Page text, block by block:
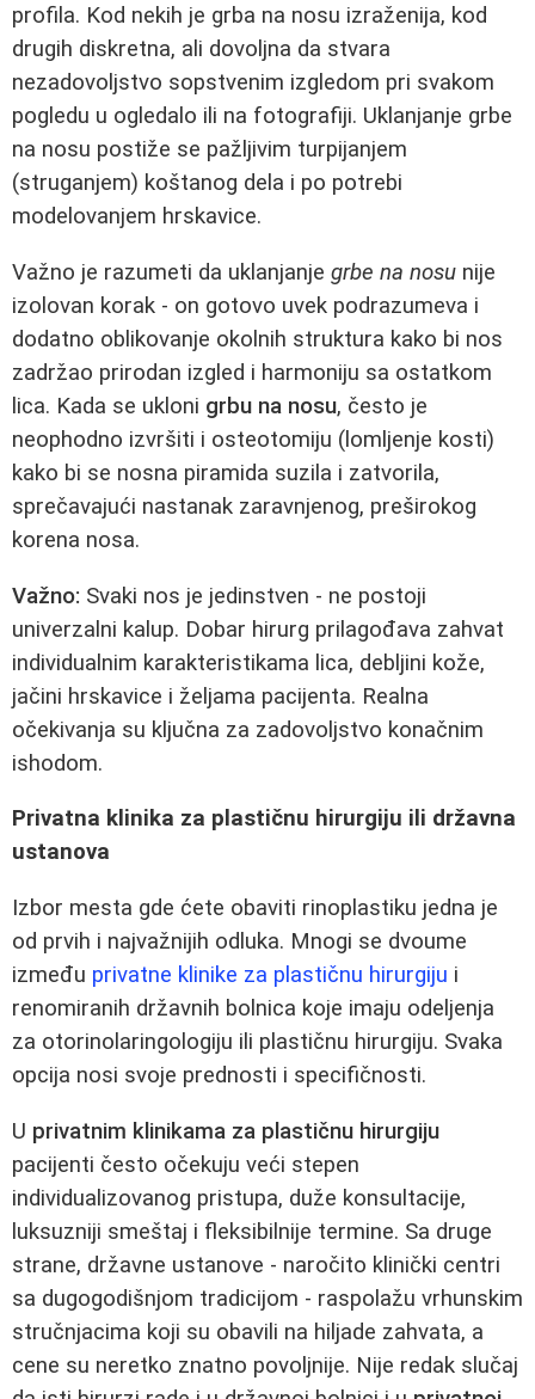
profila. Kod nekih je grba na nosu izraženija, kod
drugih diskretna, ali dovoljna da stvara
nezadovoljstvo sopstvenim izgledom pri svakom
pogledu u ogledalo ili na fotografiji. Uklanjanje grbe
na nosu postiže se pažljivim turpijanjem
(struganjem) koštanog dela i po potrebi
modelovanjem hrskavice.
Važno je razumeti da uklanjanje grbe na nosu nije
izolovan korak - on gotovo uvek podrazumeva i
dodatno oblikovanje okolnih struktura kako bi nos
zadržao prirodan izgled i harmoniju sa ostatkom
lica. Kada se ukloni grbu na nosu, često je
neophodno izvršiti i osteotomiju (lomljenje kosti)
kako bi se nosna piramida suzila i zatvorila,
sprečavajući nastanak zaravnjenog, preširokog
korena nosa.
Važno: Svaki nos je jedinstven - ne postoji
univerzalni kalup. Dobar hirurg prilagođava zahvat
individualnim karakteristikama lica, debljini kože,
jačini hrskavice i željama pacijenta. Realna
očekivanja su ključna za zadovoljstvo konačnim
ishodom.
Privatna klinika za plastičnu hirurgiju ili državna
ustanova
Izbor mesta gde ćete obaviti rinoplastiku jedna je
od prvih i najvažnijih odluka. Mnogi se dvoume
između privatne klinike za plastičnu hirurgiju i
renomiranih državnih bolnica koje imaju odeljenja
za otorinolaringologiju ili plastičnu hirurgiju. Svaka
opcija nosi svoje prednosti i specifičnosti.
U privatnim klinikama za plastičnu hirurgiju
pacijenti često očekuju veći stepen
individualizovanog pristupa, duže konsultacije,
luksuzniji smeštaj i fleksibilnije termine. Sa druge
strane, državne ustanove - naročito klinički centri
sa dugogodišnjom tradicijom - raspolažu vrhunskim
stručnjacima koji su obavili na hiljade zahvata, a
cene su neretko znatno povoljnije. Nije redak slučaj